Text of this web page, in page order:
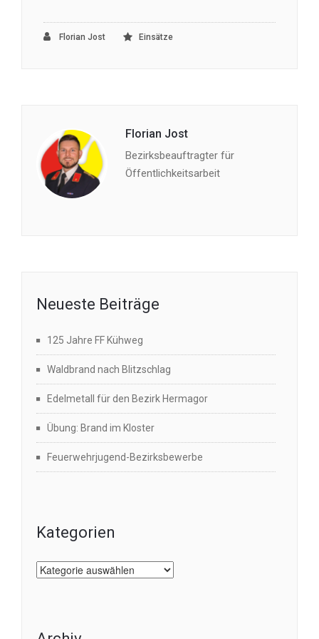
Florian Jost Einsätze
Florian Jost
Bezirksbeauftragter für
Öffentlichkeitsarbeit
Neueste Beiträge
125 Jahre FF Kühweg
Waldbrand nach Blitzschlag
Edelmetall für den Bezirk Hermagor
Übung: Brand im Kloster
Feuerwehrjugend-Bezirksbewerbe
Kategorien
Kategorien